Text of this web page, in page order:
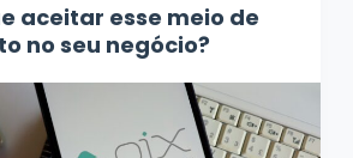
aceitar esse meio de
no seu negócio?